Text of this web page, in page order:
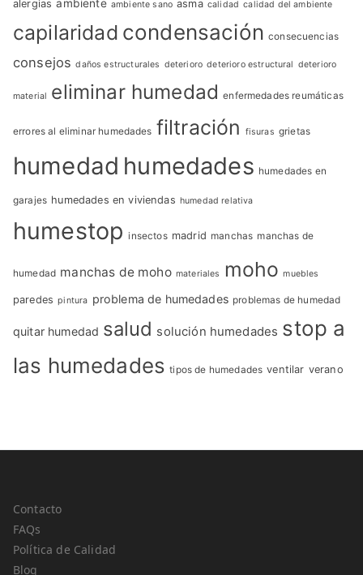
alergias ambiente ambiente sano asma calidad calidad del ambiente
capilaridad condensación consecuencias
consejos daños estructurales deterioro deterioro estructural deterioro
material eliminar humedad enfermedades reumáticas
errores al eliminar humedades filtración fisuras grietas
humedad humedades humedades en
garajes humedades en viviendas humedad relativa
humestop insectos madrid manchas manchas de
humedad manchas de moho materiales moho muebles
paredes pintura problema de humedades problemas de humedad
quitar humedad salud solución humedades stop a
las humedades tipos de humedades ventilar verano
Contacto
FAQs
Política de Calidad
Blog